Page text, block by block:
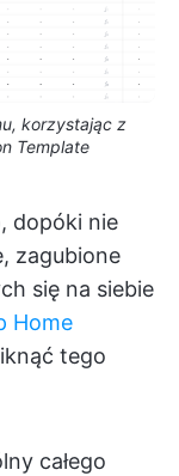
korzystając z
Template
dopóki nie
zagubione
się na siebie
Home
tego
całego